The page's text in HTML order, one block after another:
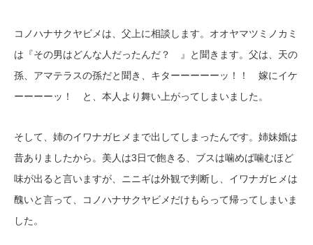
コノハナサクヤビメは、父上に相談します。オオヤマツミノカミ
は『その男はどんな人だったんだ？ 』と聞きます。父は、天の
孫、アマテラスの孫だと聞き、キターーーーーッ！！ 嫁にイケ
ーーーーッ！ と、本人より舞い上がってしまいました。
そして、姉のイワナガヒメまで出してしまったんです。姉妹婚は
昔ありましたから。美人は3日で飽きる、ブスは噛めば噛むほど
味が出ると言いますが、ニニギは外観で判断し、イワナガヒメは
醜いと言って、コノハナサクヤビメだけもらって帰ってしまいま
した。